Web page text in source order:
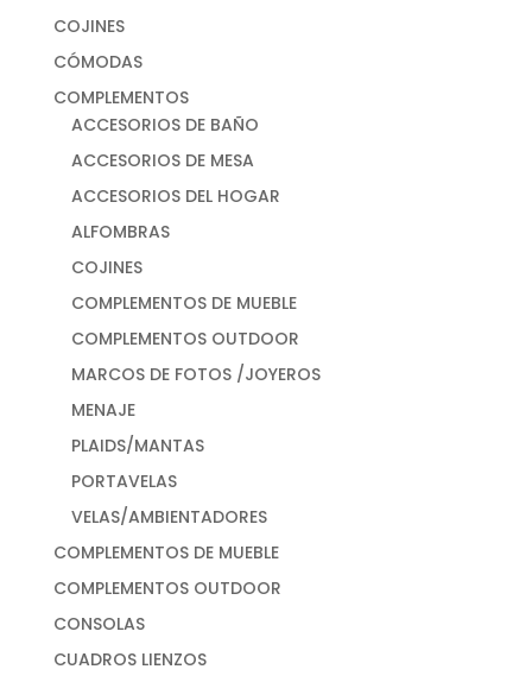
COJINES
CÓMODAS
COMPLEMENTOS
ACCESORIOS DE BAÑO
ACCESORIOS DE MESA
ACCESORIOS DEL HOGAR
ALFOMBRAS
COJINES
COMPLEMENTOS DE MUEBLE
COMPLEMENTOS OUTDOOR
MARCOS DE FOTOS /JOYEROS
MENAJE
PLAIDS/MANTAS
PORTAVELAS
VELAS/AMBIENTADORES
COMPLEMENTOS DE MUEBLE
COMPLEMENTOS OUTDOOR
CONSOLAS
CUADROS LIENZOS